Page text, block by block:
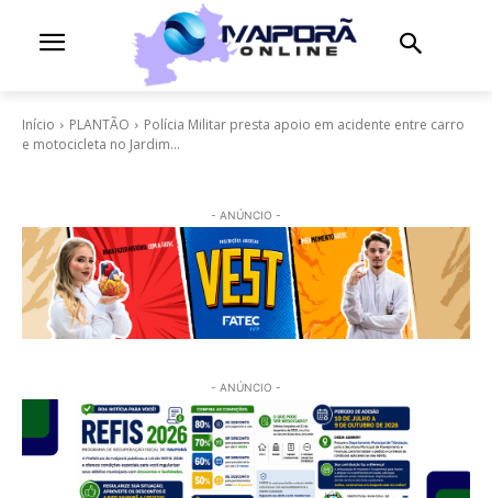
Início PLANTÃO
Polícia Militar presta apoio em acidente entre carro
e motocicleta no Jardim...
- ANÚNCIO -
- ANÚNCIO -